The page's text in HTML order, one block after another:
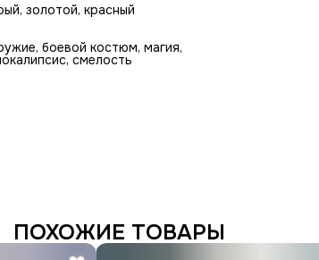
золотой, красный
боевой костюм, магия,
смелость
ПОХОЖИЕ ТОВАРЫ